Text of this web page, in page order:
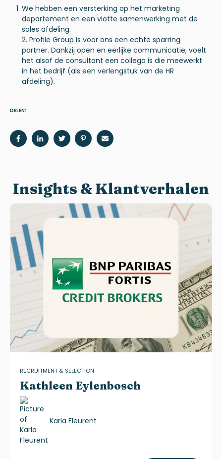
We hebben een versterking op het marketing
departement en een vlotte samenwerking met de
sales afdeling.
2. Profile Group is voor ons een echte sparring
partner. Dankzij open en eerlijke communicatie, voelt
het alsof de consultant een collega is die meewerkt
in het bedrijf (als een verlengstuk van de HR
afdeling).
DELEN:
Insights & Klantverhalen
RECRUITMENT & SELECTION
Kathleen Eylenbosch
Karla Fleurent